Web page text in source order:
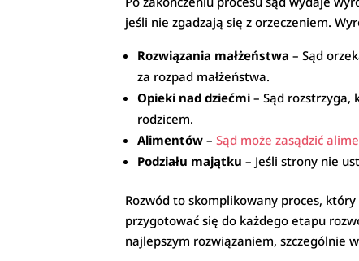
jeśli nie zgadzają się z orzeczeniem.
Rozwiązania małżeństwa – Sąd
za rozpad małżeństwa.
Opieki nad dziećmi – Sąd
rodzicem.
Alimentów –Sąd może zasądzić
Podziału majątku – Jeśli strony nie
Rozwód to skomplikowany proces,
przygotować się do każdego etapu
najlepszym rozwiązaniem, szczególnie